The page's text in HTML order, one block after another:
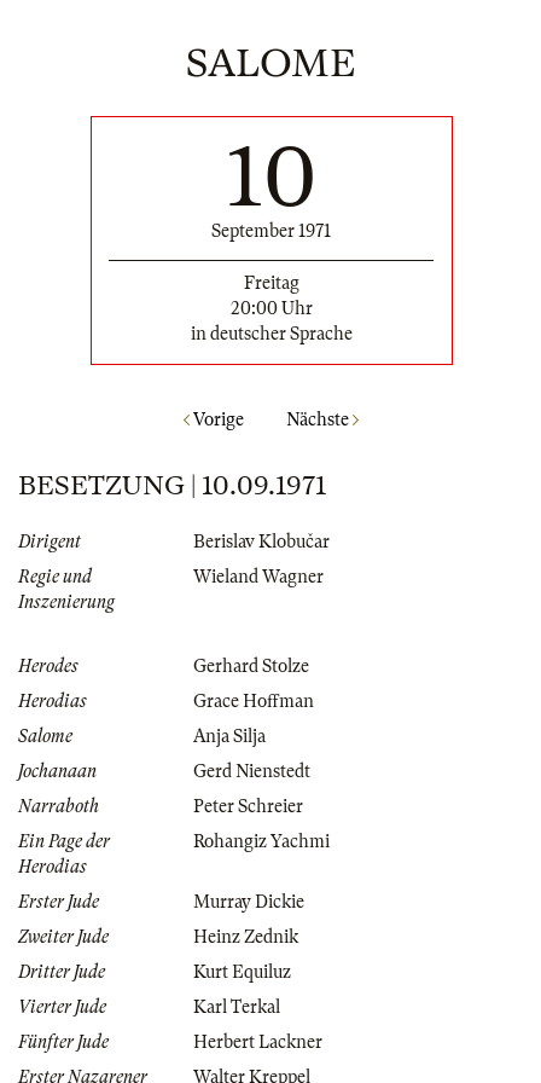
SALOME
10
September 1971
Freitag
20:00 Uhr
in deutscher Sprache
Vorige Nächste
BESETZUNG | 10.09.1971
Dirigent
Berislav Klobučar
Regie und
Inszenierung
Wieland Wagner
Herodes
Gerhard Stolze
Herodias
Grace Hoffman
Salome
Anja Silja
Jochanaan
Gerd Nienstedt
Narraboth
Peter Schreier
Ein Page der
Herodias
Rohangiz Yachmi
Erster Jude
Murray Dickie
Zweiter Jude
Heinz Zednik
Dritter Jude
Kurt Equiluz
Vierter Jude
Karl Terkal
Fünfter Jude
Herbert Lackner
Erster Nazarener
Walter Kreppel